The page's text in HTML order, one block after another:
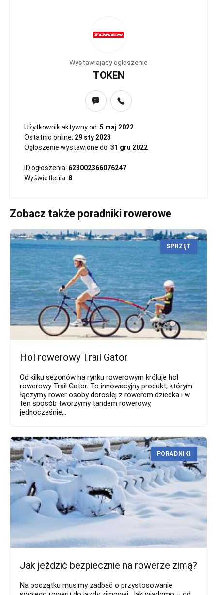
Wystawiający ogłoszenie
TOKEN
Użytkownik aktywny od: 5 maj 2022
Ostatnio online: 29 sty 2023
Ogłoszenie wystawione do: 31 gru 2022
ID ogłoszenia: 623002366076247
Wyświetlenia: 8
Zobacz także poradniki rowerowe
Hol rowerowy Trail Gator
Od kilku sezonów na rynku rowerowym króluje hol
rowerowy Trail Gator. To innowacyjny produkt, którym
łączymy rower osoby dorosłej z rowerem dziecka i w
ten sposób tworzymy tandem rowerowy,
jednocześnie...
SPRZĘT
Jak jeździć bezpiecznie na rowerze zimą?
Na początku musimy zadbać o przystosowanie
PORADNIKI